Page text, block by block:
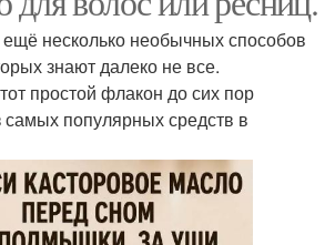
ещё несколько необычных способов
знают далеко не все.
простой флакон до сих пор
самых популярных средств в